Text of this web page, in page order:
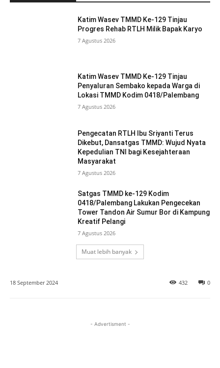
Katim Wasev TMMD Ke-129 Tinjau
Progres Rehab RTLH Milik Bapak Karyo
7 Agustus 2026
Katim Wasev TMMD Ke-129 Tinjau
Penyaluran Sembako kepada Warga di
Lokasi TMMD Kodim 0418/Palembang
7 Agustus 2026
Pengecatan RTLH Ibu Sriyanti Terus
Dikebut, Dansatgas TMMD: Wujud Nyata
Kepedulian TNI bagi Kesejahteraan
Masyarakat
7 Agustus 2026
Satgas TMMD ke-129 Kodim
0418/Palembang Lakukan Pengecekan
Tower Tandon Air Sumur Bor di Kampung
Kreatif Pelangi
7 Agustus 2026
Muat lebih banyak
18 September 2024 0
432
- Advertisment -